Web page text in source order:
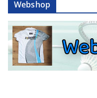
Webshop